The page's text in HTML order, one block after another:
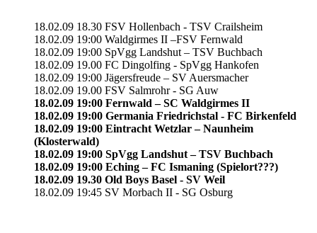
18.02.09 18.30 FSV Hollenbach - TSV Crailsheim
18.02.09 19:00 Waldgirmes II –FSV Fernwald
18.02.09 19:00 SpVgg Landshut – TSV Buchbach
18.02.09 19.00 FC Dingolfing - SpVgg Hankofen
18.02.09 19:00 Jägersfreude – SV Auersmacher
18.02.09 19.00 FSV Salmrohr - SG Auw
18.02.09 19:00 Fernwald – SC Waldgirmes II
18.02.09 19:00 Germania Friedrichstal - FC Birkenfeld
18.02.09 19:00 Eintracht Wetzlar – Naunheim
(Klosterwald)
18.02.09 19:00 SpVgg Landshut – TSV Buchbach
18.02.09 19:00 Eching – FC Ismaning (Spielort???)
18.02.09 19.30 Old Boys Basel - SV Weil
18.02.09 19:45 SV Morbach II - SG Osburg